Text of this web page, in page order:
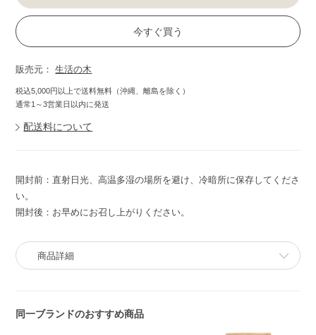
今すぐ買う
販売元：生活の木
税込5,000円以上で送料無料（沖縄、離島を除く）
通常1～3営業日以内に発送
配送料について
開封前：直射日光、高温多湿の場所を避け、冷暗所に保存してくださ
い。
開封後：お早めにお召し上がりください。
商品詳細
同一ブランドのおすすめ商品